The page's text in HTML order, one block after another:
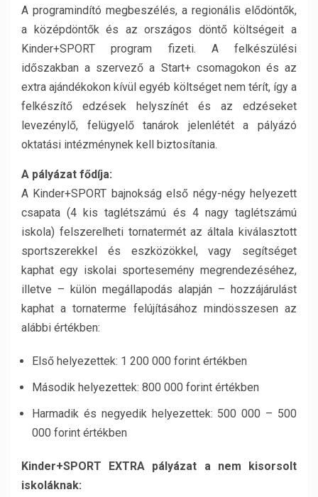
A programindító megbeszélés, a regionális elődöntők,
a középdöntők és az országos döntő költségeit a
Kinder+SPORT program fizeti. A felkészülési
időszakban a szervező a Start+ csomagokon és az
extra ajándékokon kívül egyéb költséget nem térít, így a
felkészítő edzések helyszínét és az edzéseket
levezénylő, felügyelő tanárok jelenlétét a pályázó
oktatási intézménynek kell biztosítania.
A pályázat fődíja:
A Kinder+SPORT bajnokság első négy-négy helyezett
csapata (4 kis taglétszámú és 4 nagy taglétszámú
iskola) felszerelheti tornatermét az általa kiválasztott
sportszerekkel és eszközökkel, vagy segítséget
kaphat egy iskolai sportesemény megrendezéséhez,
illetve – külön megállapodás alapján – hozzájárulást
kaphat a tornaterme felújításához mindösszesen az
alábbi értékben:
Első helyezettek: 1 200 000 forint értékben
Második helyezettek: 800 000 forint értékben
Harmadik és negyedik helyezettek: 500 000 – 500
000 forint értékben
Kinder+SPORT EXTRA pályázat a nem kisorsolt
iskoláknak: